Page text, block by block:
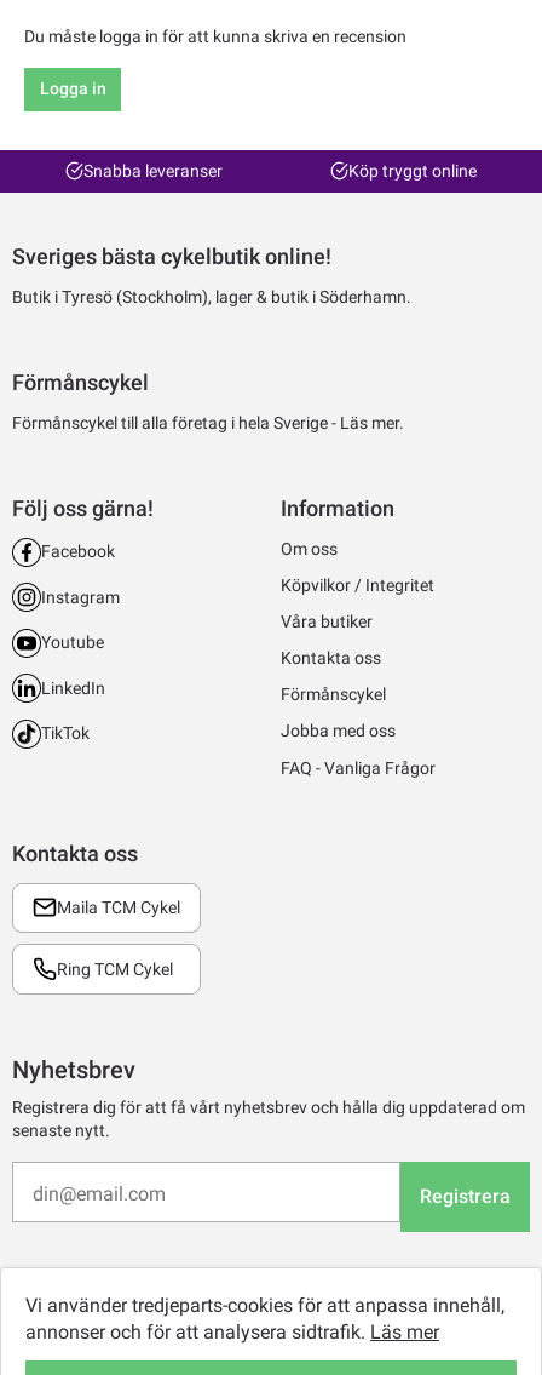
Du måste logga in för att kunna skriva en recension
Logga in
Snabba leveranser Köp tryggt online
Sveriges bästa cykelbutik online!
Butik i Tyresö (Stockholm), lager & butik i Söderhamn.
Förmånscykel
Förmånscykel till alla företag i hela Sverige - Läs mer.
Kontakta oss
Maila TCM Cykel
Ring TCM Cykel
Följ oss gärna!
Facebook
Instagram
Youtube
LinkedIn
TikTok
Information
Om oss
Köpvilkor / Integritet
Våra butiker
Kontakta oss
Förmånscykel
Jobba med oss
FAQ - Vanliga Frågor
Nyhetsbrev
Registrera dig för att få vårt nyhetsbrev och hålla dig uppdaterad om
senaste nytt.
Registrera
Vi använder tredjeparts-cookies för att anpassa innehåll,
annonser och för att analysera sidtrafik. Läs mer